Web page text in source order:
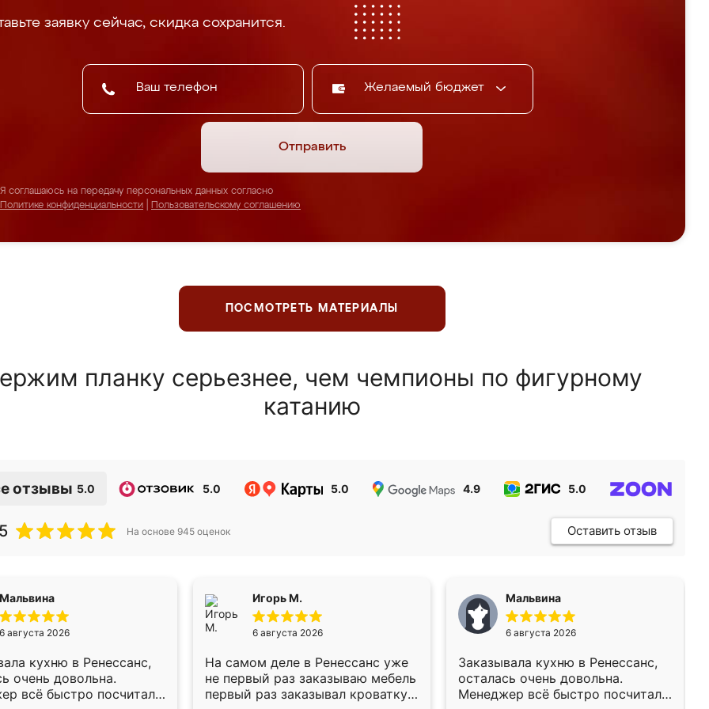
заявку сейчас, скидка сохранится.
Желаемый бюджет
Отправить
Я соглашаюсь на передачу персональных данных согласно
Политике конфиденциальности
Пользовательскому соглашению
ПОСМОТРЕТЬ МАТЕРИАЛЫ
планку серьезнее, чем чемпионы по фигурному
катанию
отзывы 5.0 5.0 5.0 4.9 5.0
На основе 945 оценок Оставить отзыв
Мальвина
6 августа 2026
кухню в Ренессанс,
очень довольна.
всё быстро посчитала,
Игорь М.
6 августа 2026
На самом деле в Ренессанс уже
не первый раз заказываю мебель
первый раз заказывал кроватку
Мальвина
6 августа 2026
Заказывала кухню в Ренессанс,
осталась очень довольна.
Менеджер всё быстро посчитала,